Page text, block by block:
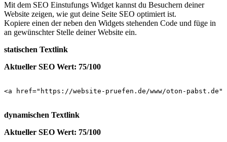
Mit dem SEO Einstufungs Widget kannst du Besuchern deiner
Website zeigen, wie gut deine Seite SEO optimiert ist.
Kopiere einen der neben den Widgets stehenden Code und füge in
an gewünschter Stelle deiner Website ein.
statischen Textlink
Aktueller SEO Wert: 75/100
<a href="https://website-pruefen.de/www/oton-
dynamischen Textlink
Aktueller SEO Wert: 75/100